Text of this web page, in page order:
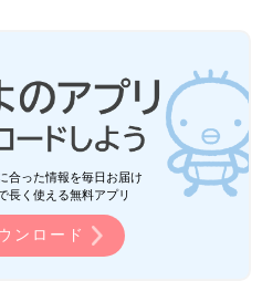
次の話
極秘ミッション！コー
ドネーム：クリスマス
[10年ぶりに出産しまし
合った情報を毎日お届け
長く使える無料アプリ
ンロード